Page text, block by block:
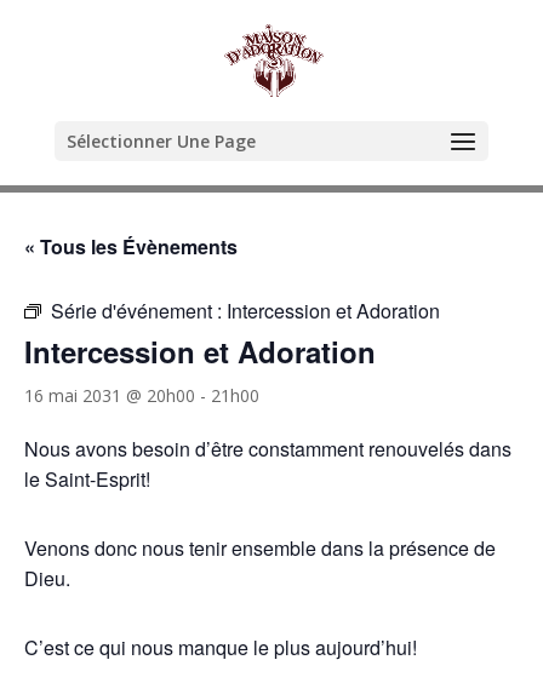
Sélectionner Une Page
« Tous les Évènements
Série d'événement : Intercession et Adoration
Intercession et Adoration
16 mai 2031 @ 20h00 - 21h00
Nous avons besoin d’être constamment renouvelés dans
le Saint-Esprit!
Venons donc nous tenir ensemble dans la présence de
Dieu.
C’est ce qui nous manque le plus aujourd’hui!